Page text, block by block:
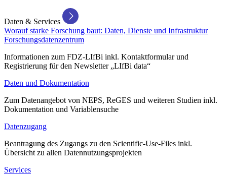
Daten & Services
Worauf starke Forschung baut: Daten, Dienste und Infrastruktur
Forschungsdatenzentrum
Informationen zum FDZ-LIfBi inkl. Kontaktformular und
Registrierung für den Newsletter „LIfBi data“
Daten und Dokumentation
Zum Datenangebot von NEPS, ReGES und weiteren Studien inkl.
Dokumentation und Variablensuche
Datenzugang
Beantragung des Zugangs zu den Scientific-Use-Files inkl.
Übersicht zu allen Datennutzungsprojekten
Services